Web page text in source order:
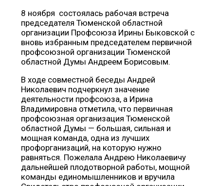
8 ноября состоялась рабочая встреча
председателя Тюменской областной
организации Профсоюза Ирины Быковской с
вновь избранным председателем первичной
профсоюзной организации Тюменской
областной Думы Андреем Борисовым.
В ходе совместной беседы Андрей
Николаевич подчеркнул значение
деятельности профсоюза, а Ирина
Владимировна отметила, что первичная
профсоюзная организация Тюменской
областной Думы — большая, сильная и
мощная команда, одна из лучших
профорганизаций, на которую нужно
равняться. Пожелала Андрею Николаевичу
дальнейшей плодотворной работы, мощной
команды единомышленников и вручила